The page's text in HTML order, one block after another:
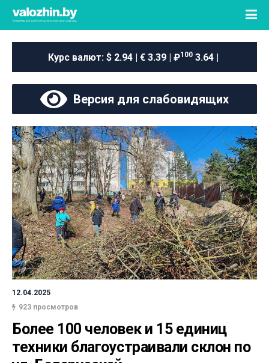
Курс валют: $ 2.94 | € 3.39 | ₽100 3.64 |
Версия для слабовидящих
12.04.2025
923 просмотров
Более 100 человек и 15 единиц
техники благоустраивали склон по